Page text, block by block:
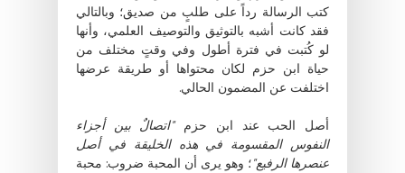
كتب الرسالة رداً على طلبٍ من صديق؛ وبالتالي
فقد كانت أشبه بالتوثيق والتوصيف العلمي، وأنها
لو كُتبت في فترة أطول وفي وقتٍ مختلف من
حياة ابن حزم لكان محتواها أو طريقة عرضها
اختلفت عن المضمون الحالي.
أصل الحب عند ابن حزم"اتصالٌ بين أجزاء
النفوس المقسومة في هذه الخليقة في أصل
عنصرها الرفيع"؛ وهو يرى أن المحبة ضروب: محبة